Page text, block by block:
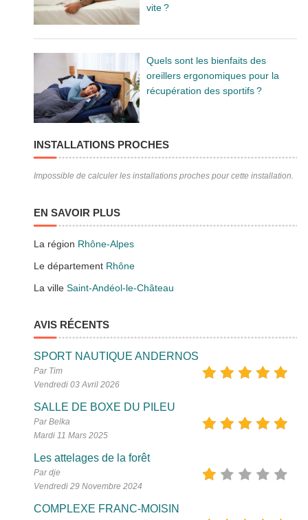
vite ?
Quels sont les bienfaits des
oreillers ergonomiques pour la
récupération des sportifs ?
INSTALLATIONS PROCHES
Impossible de calculer les installations proches pour cette installation.
EN SAVOIR PLUS
La région Rhône-Alpes
Le département Rhône
La villeSaint-Andéol-le-Château
AVIS RÉCENTS
SPORT NAUTIQUE ANDERNOS
Par Tim
Vendredi 03 Avril 2026
SALLE DE BOXE DU PILEU
Par Belka
Mardi 11 Mars 2025
Les attelages de la forêt
Par dje
Vendredi 29 Novembre 2024
COMPLEXE FRANC-MOISIN